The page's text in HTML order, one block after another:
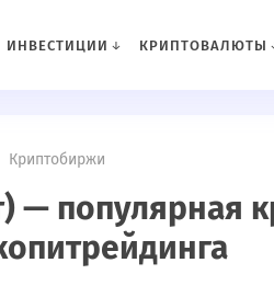
ИНВЕСТИЦИИ КРИПТОВАЛЮТЫ
Криптобиржи
— популярная